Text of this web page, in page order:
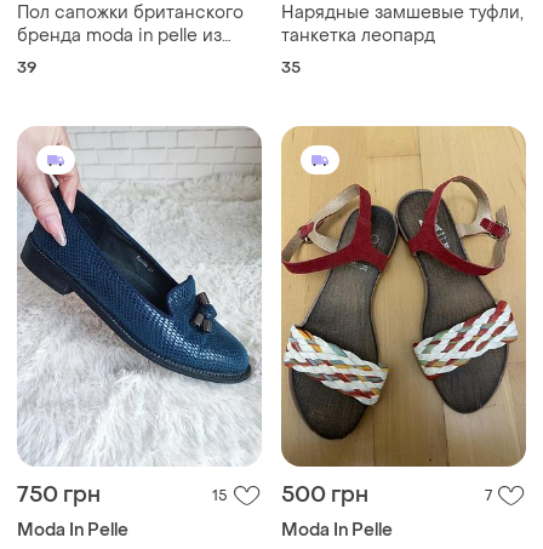
Пол сапожки британского
бренда moda in pelle из
натуральной кожи в
каблука-9см, стелька
26.размер-39.
39
Нарядные замшевые туфли,
танкетка леопард
35
750 грн 15
Moda In Pelle
500 грн 7
Moda In Pelle